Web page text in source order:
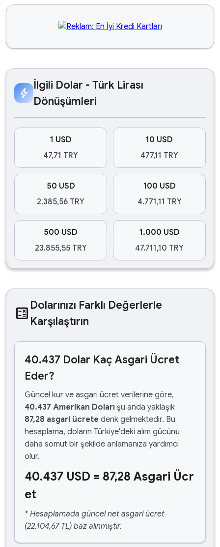
bolt
İlgili Dolar - Türk Lirası
Dönüşümleri
1 USD
47,71 TRY
10 USD
477,11 TRY
50 USD
2.385,56 TRY
100 USD
4.771,11 TRY
500 USD
23.855,55 TRY
1.000 USD
47.711,10 TRY
calculate Dolarınızı Farklı Değerlerle
Karşılaştırın
40.437 Dolar Kaç Asgari Ücret
Eder?
Güncel kur ve asgari ücret verilerine göre,
40.437 Amerikan Doları şu anda yaklaşık
87,28 asgari ücrete denk gelmektedir. Bu
hesaplama, doların Türkiye'deki alım gücünü
daha somut bir şekilde anlamanıza yardımcı
olur.
40.437 USD = 87,28 Asgari Ücr
et
* Hesaplamada güncel net asgari ücret
(22.104,67 TL) baz alınmıştır.